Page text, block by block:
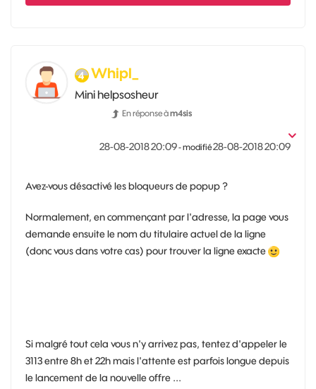
Whipl_
Mini helpsosheur
En réponse àm4sis
‎28-08-201820:09- modifié‎28-08-201820:09
Avez-vous désactivé les bloqueurs de popup ?
Normalement, en commençant par l'adresse, la page vous
demande ensuite le nom du titulaire actuel de la ligne
(donc vous dans votre cas) pour trouver la ligne exacte
Si malgré tout cela vous n'y arrivez pas, tentez d'appeler le
3113 entre 8h et 22h mais l'attente est parfois longue depuis
le lancement de la nouvelle offre ...